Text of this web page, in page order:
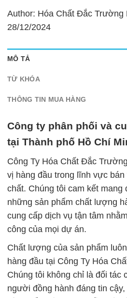
Author: Hóa Chất Đắc Trường
28/12/2024
MÔ TẢ
TỪ KHÓA
THÔNG TIN MUA HÀNG
Công ty phân phối và
tại Thành phố Hồ Chí
Công Ty Hóa Chất Đắc
vị hàng đầu trong lĩnh vực
chất. Chúng tôi cam kết mang
những sản phẩm chất lượng
cung cấp dịch vụ tận tâm
công của mọi dự án.
Chất lượng của sản phẩm
hàng đầu tại Công Ty Hóa
Chúng tôi không chỉ là đối tác
người đồng hành đáng tin